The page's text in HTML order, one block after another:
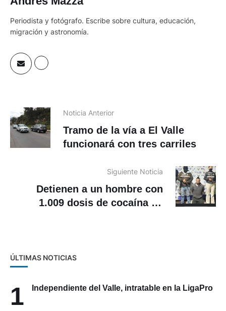
Periodista y fotógrafo. Escribe sobre cultura, educación,
migración y astronomía.
Noticia Anterior
Tramo de la vía a El Valle
funcionará con tres carriles
Siguiente Noticia
Detienen a un hombre con
1.009 dosis de cocaína en
ÚLTIMAS NOTICIAS
1 Independiente del Valle, intratable en la LigaPro